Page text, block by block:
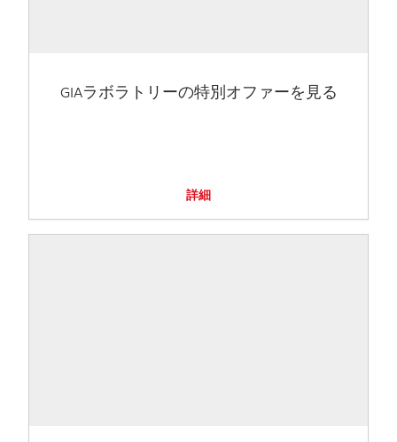
GIAラボラトリーの特別オファーを見る
詳細